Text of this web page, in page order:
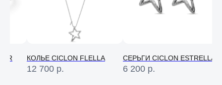
КОЛЬЕ CICLON FLELLA
12 700 р.
СЕРЬГИ CICLON ESTRELLA
6 200 р.
Консультация
Свяжитесь с нами в соц. сетях или
по телефону и мы проконсультируем
вас по любому вопросу